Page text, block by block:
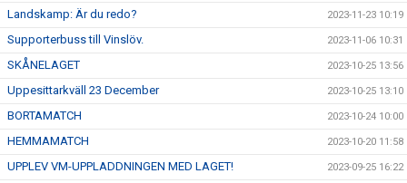
Landskamp: Är du redo? 2023-11-23 10:19
Supporterbuss till Vinslöv. 2023-11-06 10:31
SKÅNELAGET 2023-10-25 13:56
Uppesittarkväll 23 December 2023-10-25 13:10
BORTAMATCH 2023-10-24 10:00
HEMMAMATCH 2023-10-20 11:58
UPPLEV VM-UPPLADDNINGEN MED LAGET! 2023-09-25 16:22